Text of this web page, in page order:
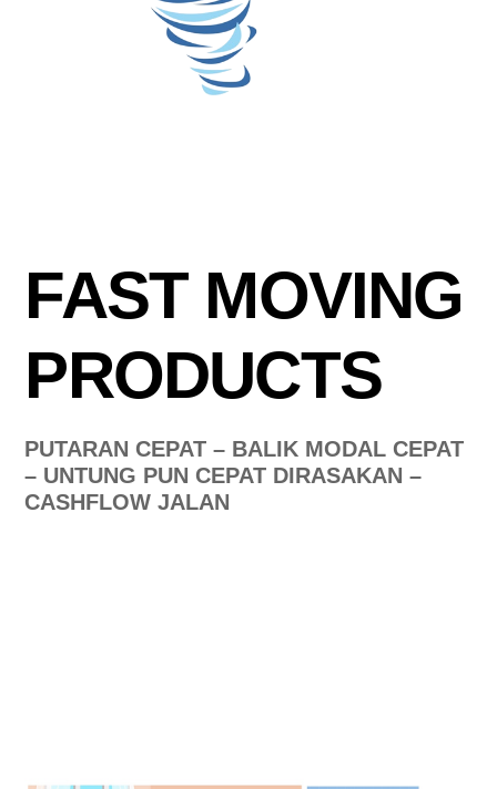
FAST MOVING
PRODUCTS
PUTARAN CEPAT – BALIK MODAL CEPAT
– UNTUNG PUN CEPAT DIRASAKAN –
CASHFLOW JALAN